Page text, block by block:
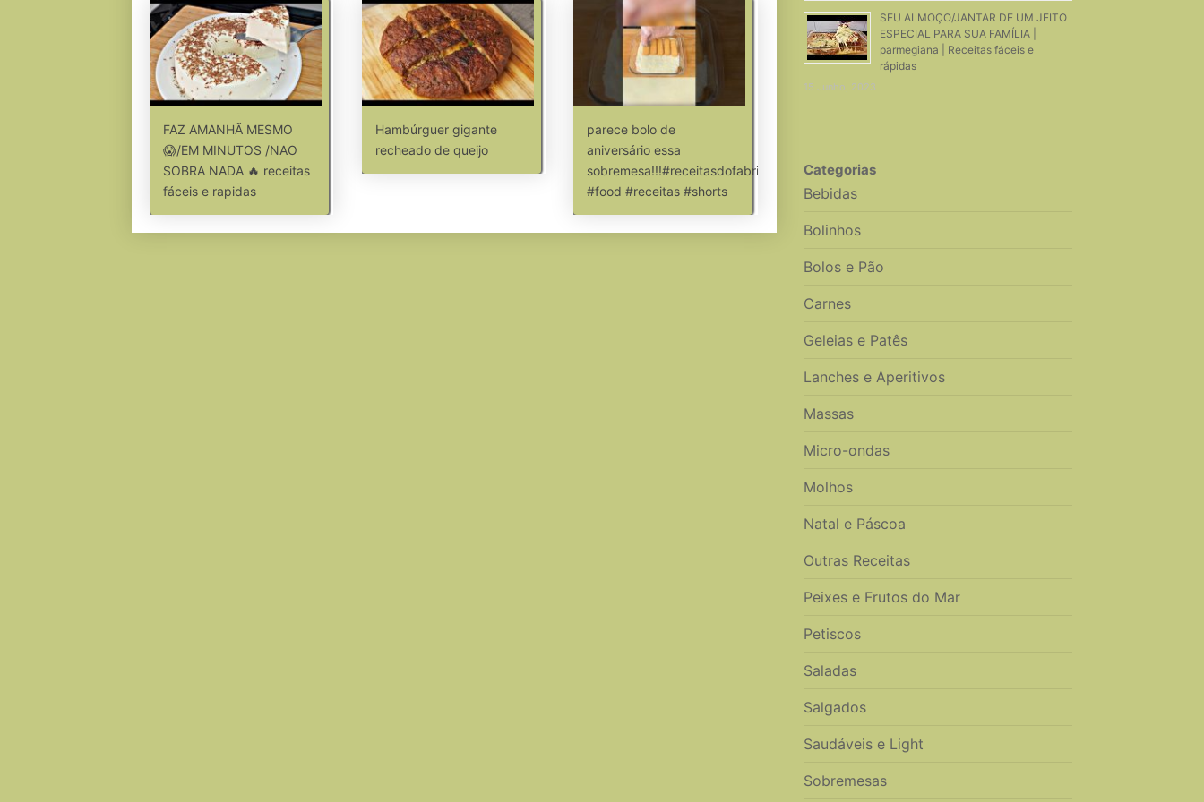
FAZ AMANHÃ MESMO
😱/EM MINUTOS /NAO
SOBRA NADA 🔥 receitas
fáceis e rapidas
Hambúrguer gigante
recheado de queijo
parece bolo de
aniversário essa
sobremesa!!!#receitasdofabricio
#food #receitas #shorts
SEU ALMOÇO/JANTAR DE UM JEITO
ESPECIAL PARA SUA FAMÍLIA |
parmegiana | Receitas fáceis e
rápidas
15 Junho, 2023
Categorias
Bebidas
Bolinhos
Bolos e Pão
Carnes
Geleias e Patês
Lanches e Aperitivos
Massas
Micro-ondas
Molhos
Natal e Páscoa
Outras Receitas
Peixes e Frutos do Mar
Petiscos
Saladas
Salgados
Saudáveis e Light
Sobremesas